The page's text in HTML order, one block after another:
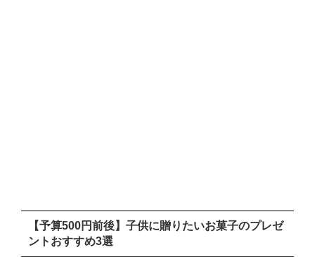
【予算500円前後】子供に贈りたいお菓子のプレゼ
ントおすすめ3選